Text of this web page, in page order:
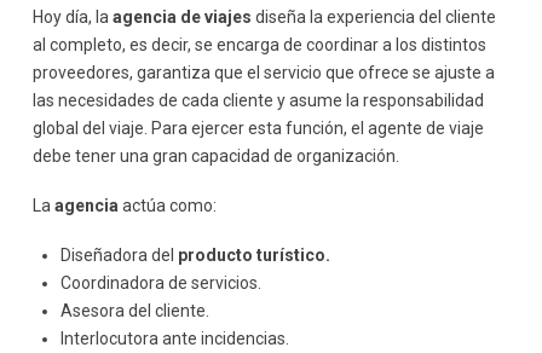
Hoy día, la agencia de viajes diseña la experiencia del cliente
al completo, es decir, se encarga de coordinar a los distintos
proveedores, garantiza que el servicio que ofrece se ajuste a
las necesidades de cada cliente y asume la responsabilidad
global del viaje. Para ejercer esta función, el agente de viaje
debe tener una gran capacidad de organización.
La agencia actúa como:
Diseñadora del producto turístico.
Coordinadora de servicios.
Asesora del cliente.
Interlocutora ante incidencias.